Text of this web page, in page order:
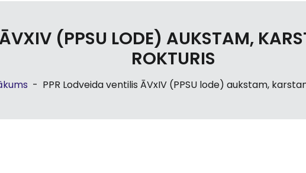
(PPSU LODE) AUKSTAM,
ROKTURIS
- PPR Lodveida ventilis ĀVxIV (PPSU lode) aukstam,